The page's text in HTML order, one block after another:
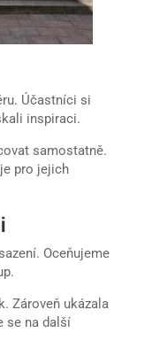
Účastníci si
inspiraci.
samostatně.
pro jejich
Oceňujeme
Zároveň ukázala
se na další